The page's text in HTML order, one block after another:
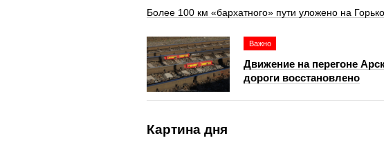
Более 100 км «бархатного» пути уложено на
Важно
Движение на перегоне
дороги восстановлено
Картина дня